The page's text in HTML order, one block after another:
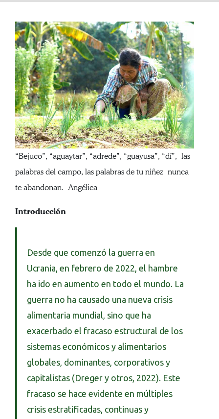
“Bejuco”, “aguaytar”, “adrede”, “guayusa”, “dí”, las
palabras del campo, las palabras de tu niñez nunca
te abandonan. Angélica
Introducción
Desde que comenzó la guerra en
Ucrania, en febrero de 2022, el hambre
ha ido en aumento en todo el mundo. La
guerra no ha causado una nueva crisis
alimentaria mundial, sino que ha
exacerbado el fracaso estructural de los
sistemas económicos y alimentarios
globales, dominantes, corporativos y
capitalistas (Dreger y otros, 2022). Este
fracaso se hace evidente en múltiples
crisis estratificadas, continuas y